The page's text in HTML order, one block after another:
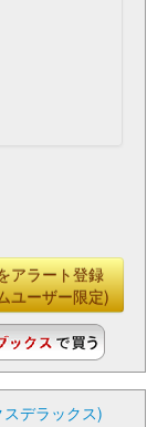
アラート登録
ユーザー限定)
デラックス)